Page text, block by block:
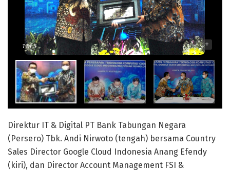
1of 5 - +
Direktur IT & Digital PT Bank Tabungan Negara
(Persero) Tbk. Andi Nirwoto (tengah) bersama Country
Sales Director Google Cloud Indonesia Anang Efendy
(kiri), dan Director Account Management FSI &